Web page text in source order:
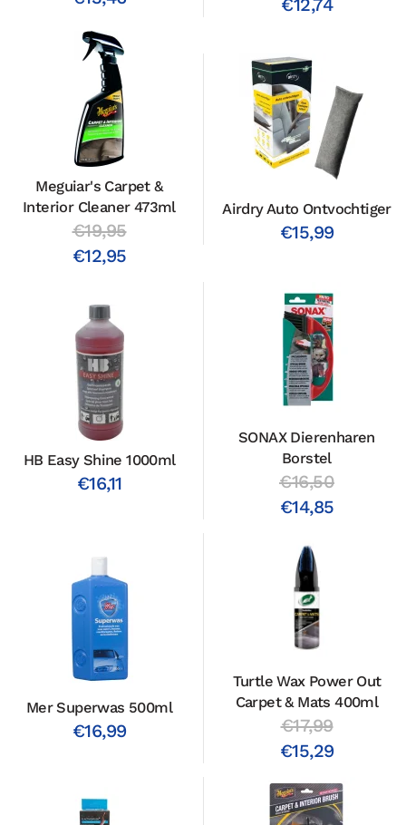
€12,74
Meguiar's Carpet &
Interior Cleaner 473ml
€19,95
€12,95
Airdry Auto Ontvochtiger
€15,99
HB Easy Shine 1000ml
€16,11
SONAX Dierenharen
Borstel
€16,50
€14,85
Mer Superwas 500ml
€16,99
Turtle Wax Power Out
Carpet & Mats 400ml
€17,99
€15,29